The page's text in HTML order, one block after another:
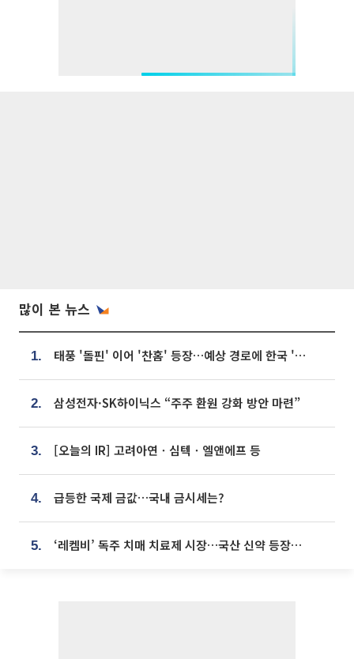
많이 본 뉴스
1. 태풍 '돌핀' 이어 '찬홈' 등장…예상 경로에 한국 '한숨'
2. 삼성전자·SK하이닉스 “주주 환원 강화 방안 마련”
3. [오늘의 IR] 고려아연ㆍ심텍ㆍ엘앤에프 등
4. 급등한 국제 금값…국내 금시세는?
5. ‘레켐비’ 독주 치매 치료제 시장…국산 신약 등장하나